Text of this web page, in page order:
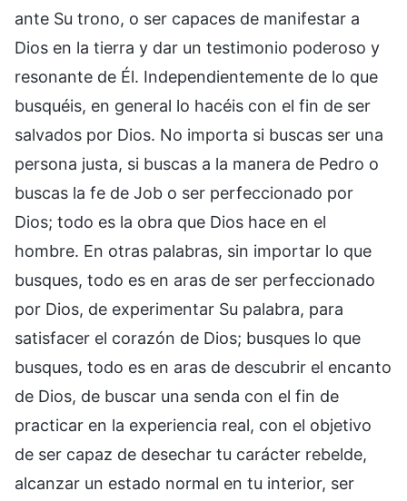
ante Su trono, o ser capaces de manifestar a
Dios en la tierra y dar un testimonio poderoso y
resonante de Él. Independientemente de lo que
busquéis, en general lo hacéis con el fin de ser
salvados por Dios. No importa si buscas ser una
persona justa, si buscas a la manera de Pedro o
buscas la fe de Job o ser perfeccionado por
Dios; todo es la obra que Dios hace en el
hombre. En otras palabras, sin importar lo que
busques, todo es en aras de ser perfeccionado
por Dios, de experimentar Su palabra, para
satisfacer el corazón de Dios; busques lo que
busques, todo es en aras de descubrir el encanto
de Dios, de buscar una senda con el fin de
practicar en la experiencia real, con el objetivo
de ser capaz de desechar tu carácter rebelde,
alcanzar un estado normal en tu interior, ser